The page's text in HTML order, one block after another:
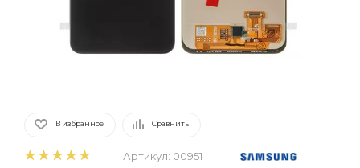
В избранное Сравнить
Артикул: 00951